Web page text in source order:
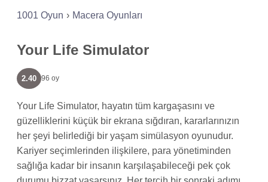
1001 Oyun Macera Oyunları
Your Life Simulator
2.40 96 oy
Your Life Simulator, hayatın tüm kargaşasını ve
güzelliklerini küçük bir ekrana sığdıran, kararlarınızın
her şeyi belirlediği bir yaşam simülasyon oyunudur.
Kariyer seçimlerinden ilişkilere, para yönetiminden
sağlığa kadar bir insanın karşılaşabileceği pek çok